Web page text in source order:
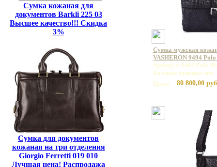
Сумка кожаная для
документов Barkli 225 03
Высшее качество!!! Скидка
3%
Сумка для документов
кожаная на три отделения
Giorgio Ferretti 019 010
Лучшая цена! Распродажа
Сумка мужская
VASHERON 9494
Артикул: 9494 Polo
Базовая единица: шт
Цена:
80 800,00